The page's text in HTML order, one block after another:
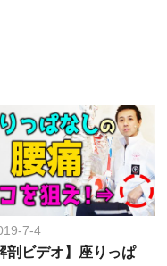
7-4
剖ビデオ】座りっぱ